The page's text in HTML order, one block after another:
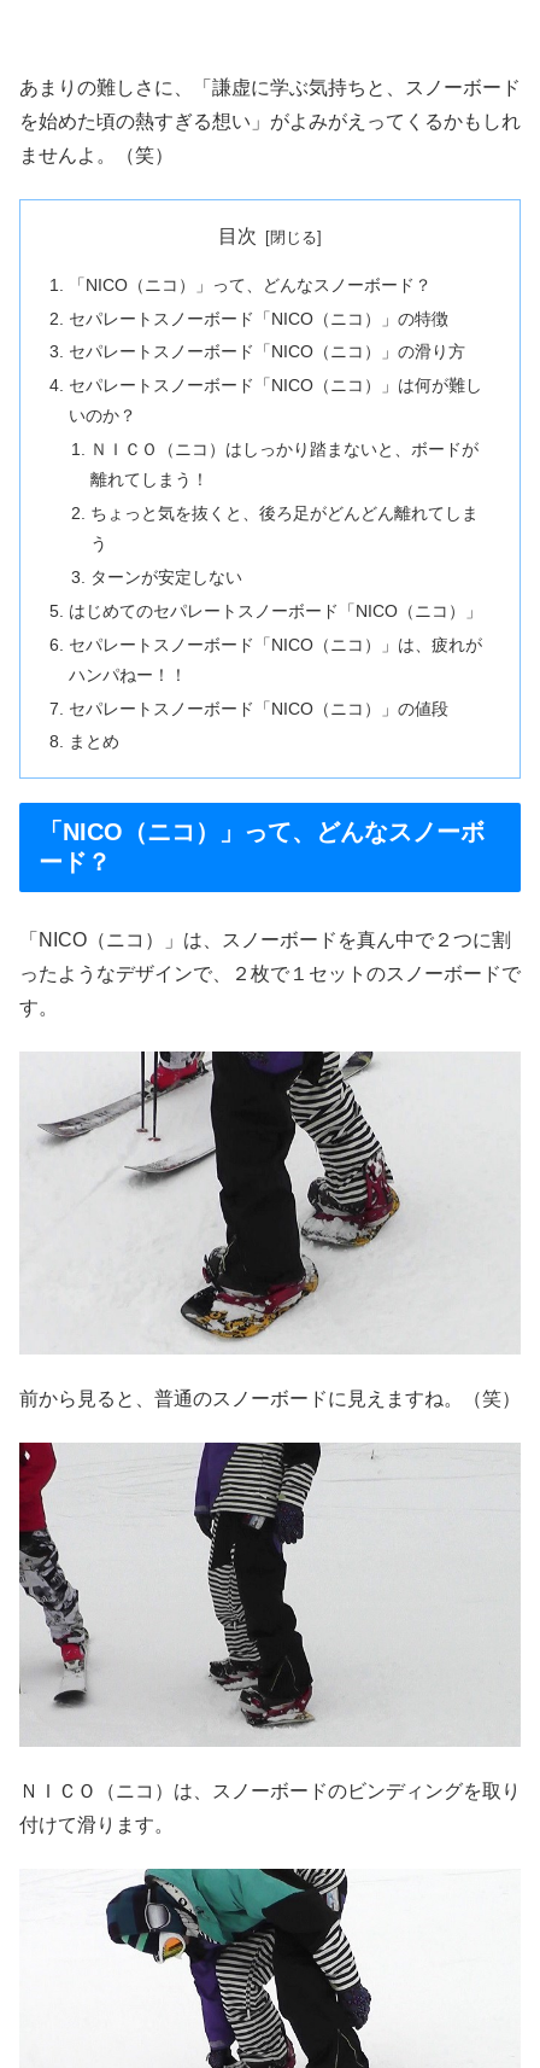
あまりの難しさに、「謙虚に学ぶ気持ちと、スノーボード
を始めた頃の熱すぎる想い」がよみがえってくるかもしれ
ませんよ。（笑）
目次
「NICO（ニコ）」って、どんなスノーボード？
セパレートスノーボード「NICO（ニコ）」の特徴
セパレートスノーボード「NICO（ニコ）」の滑り方
セパレートスノーボード「NICO（ニコ）」は何が難し
いのか？
ＮＩＣＯ（ニコ）はしっかり踏まないと、ボードが
離れてしまう！
ちょっと気を抜くと、後ろ足がどんどん離れてしま
う
ターンが安定しない
はじめてのセパレートスノーボード「NICO（ニコ）」
セパレートスノーボード「NICO（ニコ）」は、疲れが
ハンパねー！！
セパレートスノーボード「NICO（ニコ）」の値段
まとめ
「NICO（ニコ）」って、どんなスノーボ
ード？
「NICO（ニコ）」は、スノーボードを真ん中で２つに割
ったようなデザインで、２枚で１セットのスノーボードで
す。
前から見ると、普通のスノーボードに見えますね。（笑）
ＮＩＣＯ（ニコ）は、スノーボードのビンディングを取り
付けて滑ります。